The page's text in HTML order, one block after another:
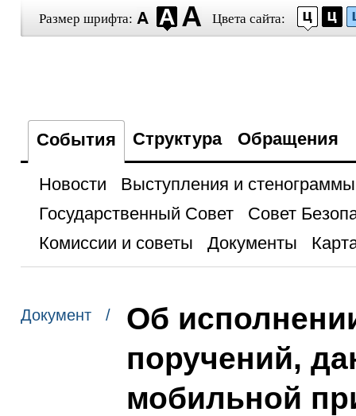
Размер шрифта: Цвета сайта:
События Структура Обращения
Новости
Выступления и стенограммы
Государственный Совет
Совет
Комиссии и советы
Документы
Документ /
Об
поручений,
мобильной